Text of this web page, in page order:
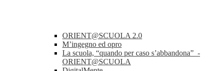
ORIENT@SCUOLA 2.0
M’ingegno ed opro
La scuola, “quando per caso s’abbandona” -
ORIENT@SCUOLA